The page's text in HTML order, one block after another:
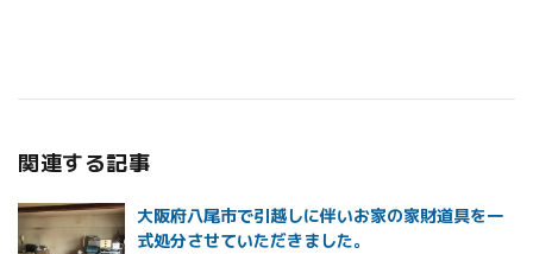
関連する記事
大阪府八尾市で引越しに伴いお家の家財道具を一
式処分させていただきました。